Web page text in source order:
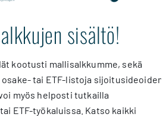
sisältö!
kootusti mallisalkkumme, sekä
tai ETF-listoja sijoitusideoiden
myös helposti tutkailla
ETF-työkaluissa. Katso kaikki